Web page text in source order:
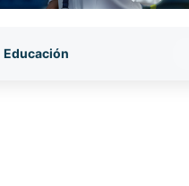
Educación